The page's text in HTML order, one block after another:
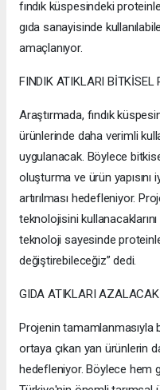
fındık küspesindeki
gıda sanayisinde
amaçlanıyor.
FINDIK ATIKLARI BİTKİSEL
Araştırmada, fındık
ürünlerinde daha verimli
uygulanacak. Böylece
oluşturma ve ürün
artırılması hedefleniyor.
teknolojisini
teknoloji sayesinde
değiştirebileceğiz” dedi.
GIDA ATIKLARI
Projenin tamamlanmasıyla
ortaya çıkan yan ürünlerin
hedefleniyor. Böylece hem